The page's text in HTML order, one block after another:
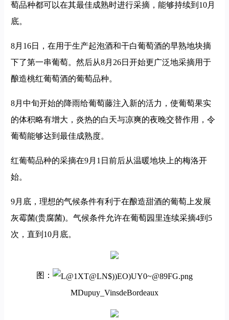
萄品种都可以在其最佳成熟时进行采摘，能够持续到10月
底。
8月16日，在用于生产起泡酒和干白葡萄酒的早熟地块摘
下了第一串葡萄。然后从8月26日开始更广泛地采摘用于
酿造桃红葡萄酒的葡萄品种。
8月中旬开始的降雨给葡萄藤注入新的活力，使葡萄果实
的体积略有增大，炎热的白天与凉爽的夜晚交替作用，令
葡萄能够达到最佳成熟度。
红葡萄品种的采摘在9月1日前后从温暖地块上的梅洛开
始。
9月底，理想的气候条件有利于在酿造甜酒的葡萄上发展
灰霉菌(贵腐菌)。气候条件允许在葡萄园里连续采摘4到5
次，直到10月底。
图：
MDupuy_VinsdeBordeaux